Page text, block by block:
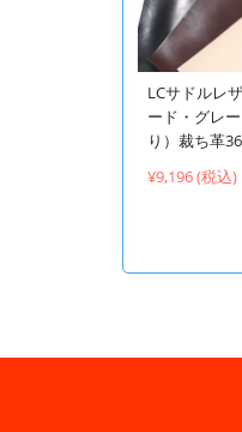
LCサドルレ
ード・グレ
り）裁ち革
¥9,196 (税込)